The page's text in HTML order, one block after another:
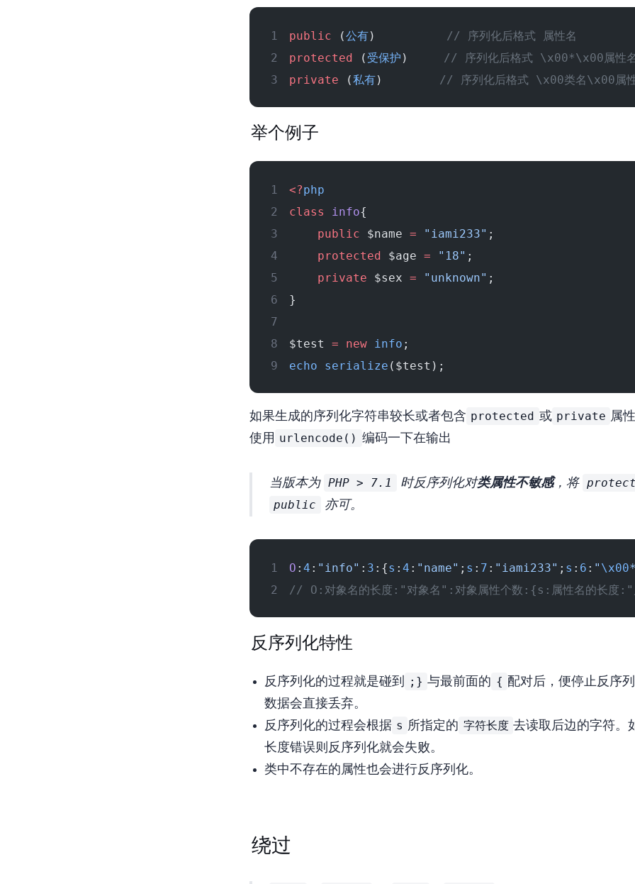
public (公有) // 序列化后格式 属性名
protected ( 受保护 ) // 序列化后格式 \x00*\x00属性
private (私有) // 序列化后格式 \x00类名\x00属
举个例子
<?php
class
info{
    public
$name = "iami233" ;
    protected
$age = "18" ;
    private
$sex = "unknown" ;
}
$test = new info ;
echo serialize ($test);
如果生成的序列化字符串较长或者包含 protected 或 private 属
使用 urlencode() 编码一下在输出
当版本为 PHP > 7.1 时反序列化对类属性不敏感，将
public
亦可。
O : 4 : "info" : 3 :{s : 4 : "name" ; s : 7 : "iami233" ; s : 6 : " \x00
// O:对象名的长度:"对象名":对象属性个数:{s:属性名的长度
反序列化特性
反序列化的过程就是碰到 ;} 与最前面的 { 配对后，便停止反序
数据会直接丢弃。
反序列化的过程会根据 s 所指定的 字符长度 去读取后边的字符。
长度错误则反序列化就会失败。
类中不存在的属性也会进行反序列化。
wakeup绕过